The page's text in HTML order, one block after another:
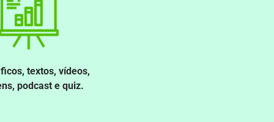
textos, vídeos,
podcast e quiz.